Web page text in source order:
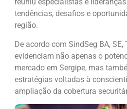
reuniu especialistas e
tendências, desafios e
região.
De acordo com SindSeg BA, SE,
evidenciam não apenas o
mercado em Sergipe, mas
estratégias voltadas à
ampliação da cobertura